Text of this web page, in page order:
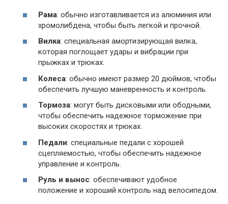
Рама: обычно изготавливается из алюминия или
хромолибдена, чтобы быть легкой и прочной.
Вилка: специальная амортизирующая вилка,
которая поглощает удары и вибрации при
прыжках и трюках.
Колеса: обычно имеют размер 20 дюймов, чтобы
обеспечить лучшую маневренность и контроль.
Тормоза: могут быть дисковыми или ободными,
чтобы обеспечить надежное торможение при
высоких скоростях и трюках.
Педали: специальные педали с хорошей
сцепляемостью, чтобы обеспечить надежное
управление и контроль.
Руль и вынос: обеспечивают удобное
положение и хороший контроль над велосипедом.